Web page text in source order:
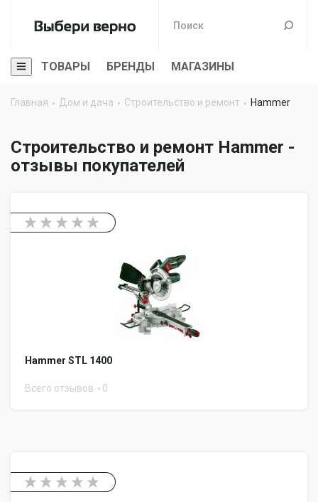
ТОВАРЫ БРЕНДЫ МАГАЗИНЫ
Главная Дом и дача Строительство и ремонт Hammer
Строительство и ремонт Hammer -
отзывы покупателей
Hammer STL 1400
Всего отзывов 0